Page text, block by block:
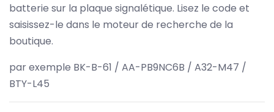
batterie sur la plaque signalétique. Lisez le code et
saisissez-le dans le moteur de recherche de la
boutique.
par exemple BK-B-61 / AA-PB9NC6B / A32-M47 /
BTY-L45